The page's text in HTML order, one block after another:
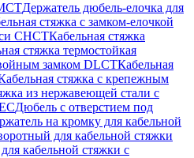
Держатель дюбель-елочка для
стяжка c замком-елочкой
CHCTКабельная стяжка
стяжка термостойкая
замком DLCTКабельная
стяжка с крепежным
из нержавеющей стали с
Дюбель с отверстием под
на кромку для кабельной
для кабельной стяжки
кабельной стяжки с